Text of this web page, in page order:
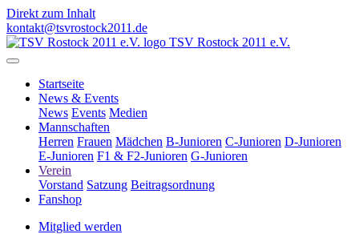
Direkt zum Inhalt
kontakt@tsvrostock2011.de
TSV Rostock 2011 e.V.
Startseite
News & Events
News Events Medien
Mannschaften
Herren Frauen Mädchen B-Junioren C-Junioren D-Junioren
E-Junioren F1 & F2-Junioren G-Junioren
Verein
Vorstand Satzung Beitragsordnung
Fanshop
Mitglied werden